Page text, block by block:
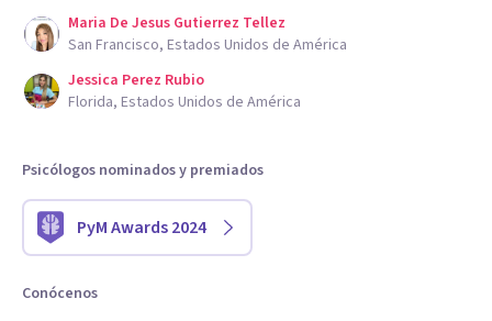
Maria De Jesus Gutierrez Tellez
San Francisco, Estados Unidos de América
Jessica Perez Rubio
Florida, Estados Unidos de América
Psicólogos nominados y premiados
PyM Awards 2024
Conócenos